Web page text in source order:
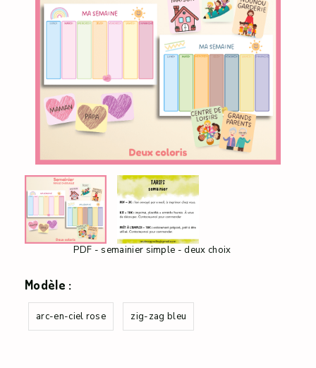
PDF - semainier simple - deux choix
Modèle :
arc-en-ciel rose zig-zag bleu